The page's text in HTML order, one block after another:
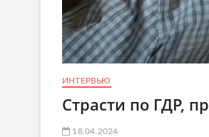
ИНТЕРВЬЮ
Страсти по ГДР,
18.04.2024